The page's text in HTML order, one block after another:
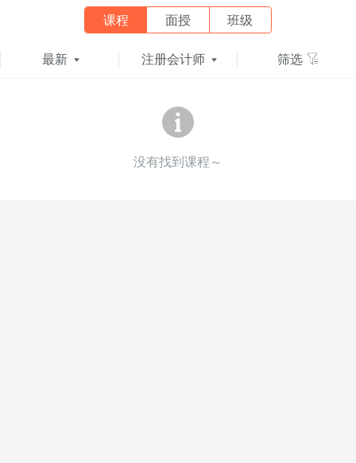
课程 面授 班级
最新 注册会计师 筛选
没有找到课程～